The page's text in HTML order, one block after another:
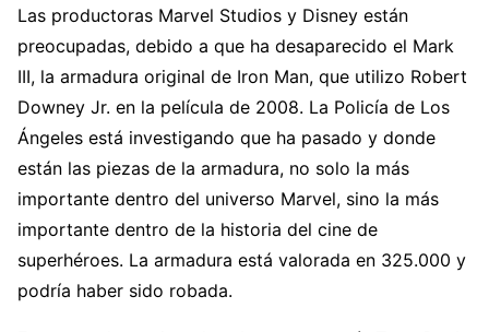
Las productoras Marvel Studios y Disney están
preocupadas, debido a que ha desaparecido el Mark
III, la armadura original de Iron Man, que utilizo Robert
Downey Jr. en la película de 2008. La Policía de Los
Ángeles está investigando que ha pasado y donde
están las piezas de la armadura, no solo la más
importante dentro del universo Marvel, sino la más
importante dentro de la historia del cine de
superhéroes. La armadura está valorada en 325.000 y
podría haber sido robada.